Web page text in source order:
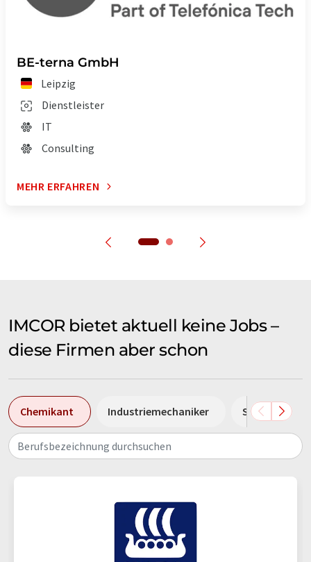
BE-terna GmbH
Leipzig
Dienstleister
IT
Consulting
MEHR ERFAHREN
IMCOR bietet aktuell keine Jobs –
diese Firmen aber schon
Chemikant Industriemechaniker Sales
Berufsbezeichnung durchsuchen